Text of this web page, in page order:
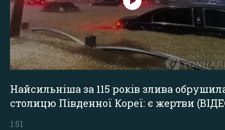
Найсильніша за 115 років злива
столицю Південної Кореї: є жертви
1:51